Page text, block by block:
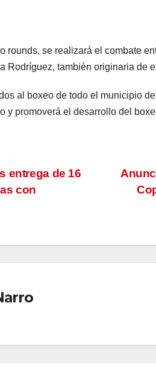
rounds, se realizará el combate
Rodríguez, también originaria de
al boxeo de todo el municipio
y promoverá el desarrollo del
entrega de 16
con